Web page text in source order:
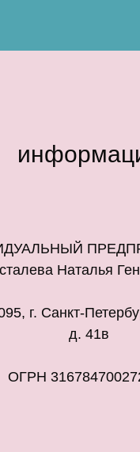
Наталья
г. Санкт-
д. 41в
ОГРН